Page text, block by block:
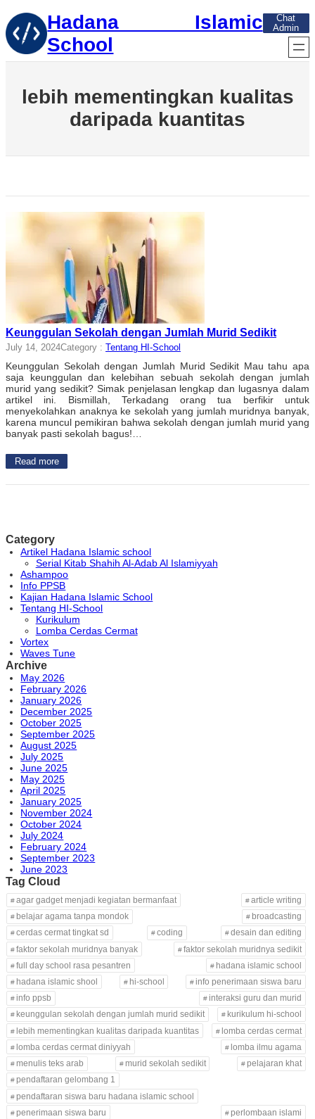
Skip
to
content
Hadana Islamic
School
Chat
Admin
lebih mementingkan kualitas
daripada kuantitas
Keunggulan Sekolah dengan Jumlah Murid Sedikit
July 14, 2024Category : Tentang HI-School
Keunggulan Sekolah dengan Jumlah Murid Sedikit Mau tahu apa
saja keunggulan dan kelebihan sebuah sekolah dengan jumlah
murid yang sedikit? Simak penjelasan lengkap dan lugasnya dalam
artikel ini. Bismillah, Terkadang orang tua berfikir untuk
menyekolahkan anaknya ke sekolah yang jumlah muridnya banyak,
karena muncul pemikiran bahwa sekolah dengan jumlah murid yang
banyak pasti sekolah bagus!…
Read more
Category
Artikel Hadana Islamic school
Serial Kitab Shahih Al-Adab Al Islamiyyah
Ashampoo
Info PPSB
Kajian Hadana Islamic School
Tentang HI-School
Kurikulum
Lomba Cerdas Cermat
Vortex
Waves Tune
Archive
May 2026
February 2026
January 2026
December 2025
October 2025
September 2025
August 2025
July 2025
June 2025
May 2025
April 2025
January 2025
November 2024
October 2024
July 2024
February 2024
September 2023
June 2023
Tag Cloud
agar gadget menjadi kegiatan bermanfaat
article writing
belajar agama tanpa mondok
broadcasting
cerdas cermat tingkat sd
coding
desain dan editing
faktor sekolah muridnya banyak
faktor sekolah muridnya sedikit
full day school rasa pesantren
hadana islamic school
hadana islamic shool
hi-school
info penerimaan siswa baru
info ppsb
interaksi guru dan murid
keunggulan sekolah dengan jumlah murid sedikit
kurikulum hi-school
lebih mementingkan kualitas daripada kuantitas
lomba cerdas cermat
lomba cerdas cermat diniyyah
lomba ilmu agama
menulis teks arab
murid sekolah sedikit
pelajaran khat
pendaftaran gelombang 1
pendaftaran siswa baru hadana islamic school
penerimaan siswa baru
perlombaan islami